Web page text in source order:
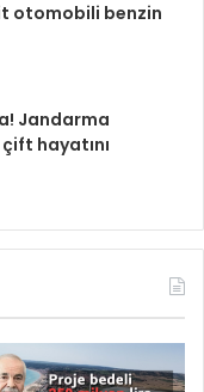
otomobili benzin
Jandarma
hayatını